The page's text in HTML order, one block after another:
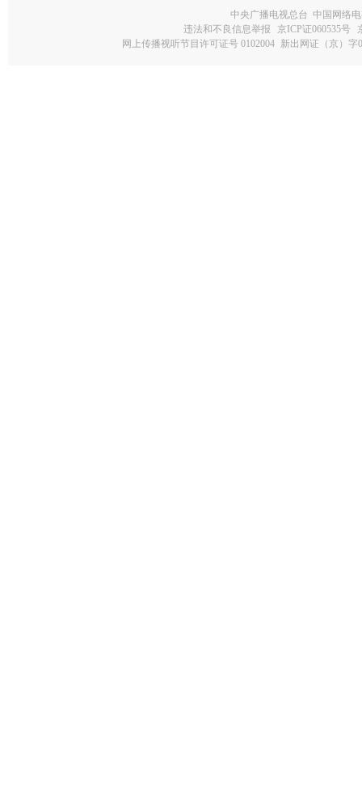
中央广播电视总台 中国网络
违法和不良信息举报
京ICP证060535号
网上传播视听节目许可证号 0102004 新出网证（京）